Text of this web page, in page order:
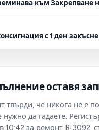
към Закрепване
с 1 ден
оставя
твърди, че никога не е
нужно да гадаете.
10:42 за ремонт R-3092,